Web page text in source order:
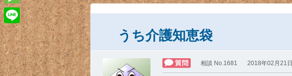
うち介護知恵袋
相談 No.1681 2018年02月21日
Message
Line